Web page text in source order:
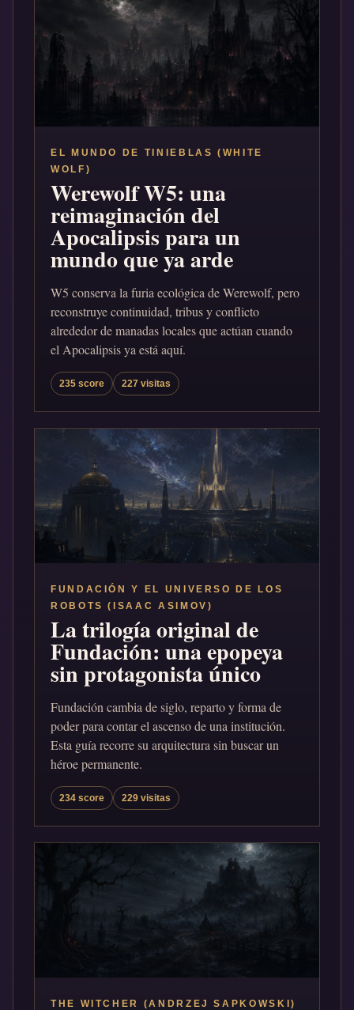
EL MUNDO DE TINIEBLAS (WHITE
WOLF)
Werewolf W5: una
reimaginación del
Apocalipsis para un
mundo que ya arde
W5 conserva la furia ecológica de Werewolf, pero
reconstruye continuidad, tribus y conflicto
alrededor de manadas locales que actúan cuando
el Apocalipsis ya está aquí.
235 score 227 visitas
FUNDACIÓN Y EL UNIVERSO DE LOS
ROBOTS (ISAAC ASIMOV)
La trilogía original de
Fundación: una epopeya
sin protagonista único
Fundación cambia de siglo, reparto y forma de
poder para contar el ascenso de una institución.
Esta guía recorre su arquitectura sin buscar un
héroe permanente.
234 score 229 visitas
THE WITCHER (ANDRZEJ SAPKOWSKI)